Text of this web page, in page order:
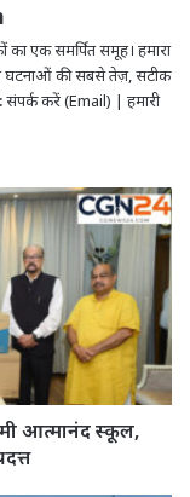
का एक समर्पित समूह। हमारा
घटनाओं की सबसे तेज़, सटीक
संपर्क करें (Email) | हमारी
आत्मानंद स्कूल,